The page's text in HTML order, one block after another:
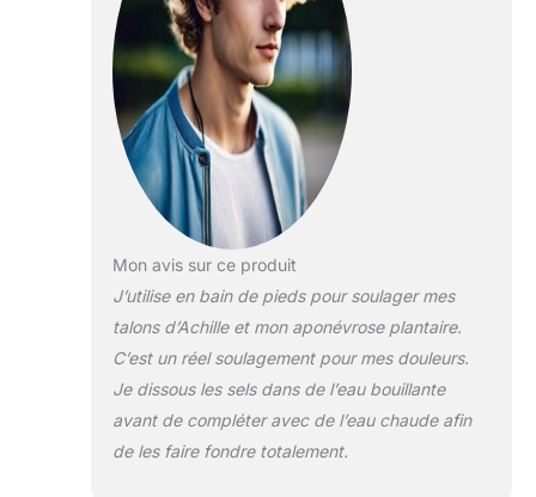
les articulations
et les muscles
contient du sel
marin naturel et
du sel de
l'Himalaya, qui
aident à donner
force et beauté à
la peau, aux
ongles Le sel de
bain aux huiles
essentielles de
lavande, de
sauge et de
romarin aide à
détendre le corps
se débarrasser
Mon avis sur ce produit
J’utilise en bain de pieds pour soulager mes
talons d’Achille et mon aponévrose plantaire.
C’est un réel soulagement pour mes douleurs.
Je dissous les sels dans de l’eau bouillante
avant de compléter avec de l’eau chaude afin
de les faire fondre totalement.